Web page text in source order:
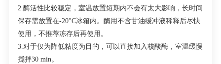
2.酶活性比较稳定，室温放置短期内不会有太大影响，长时间
保存需放置在-20°C冰箱内。酶用不含甘油缓冲液稀释后尽快
使用，不推荐冻存后再使用。
3.对于仅为降低粘度为目的，可以直接加入核酸酶，室温缓慢
搅拌30 min。